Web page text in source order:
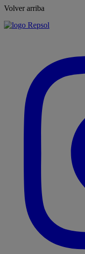
Volver arriba